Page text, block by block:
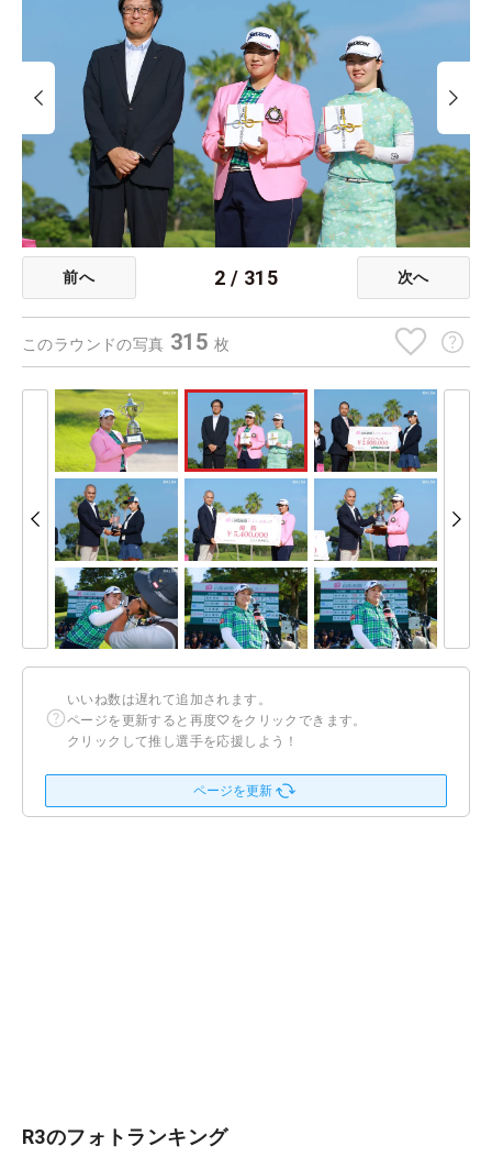
前へ 2 / 315 次へ
このラウンドの写真 315 枚
いいね数は遅れて追加されます。
ページを更新すると再度♡をクリックできます。
クリックして推し選手を応援しよう！
ページを更新
R3のフォトランキング